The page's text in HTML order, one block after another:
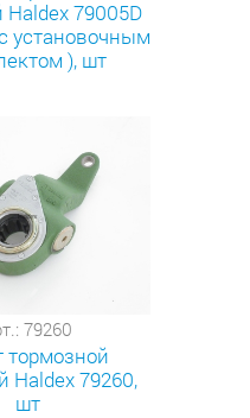
Haldex 79005D
установочным
), шт
79260
тормозной
Haldex 79260,
шт